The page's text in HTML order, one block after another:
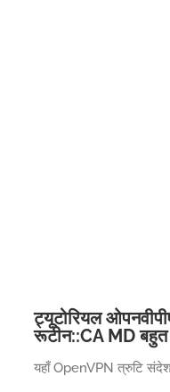
ट्यूटोरियल
रूटीन::CA MD
यहाँ OpenVPN त्रुटि